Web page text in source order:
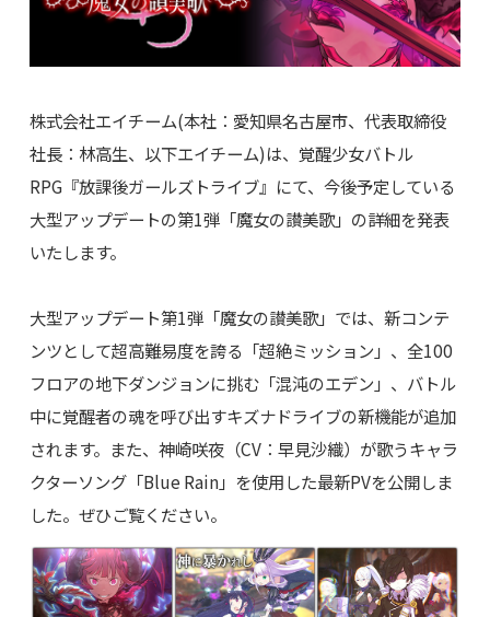
株式会社エイチーム(本社：愛知県名古屋市、代表取締役
社長：林高生、以下エイチーム)は、覚醒少女バトル
RPG『放課後ガールズトライブ』にて、今後予定している
大型アップデートの第1弾「魔女の讃美歌」の詳細を発表
いたします。
大型アップデート第1弾「魔女の讃美歌」では、新コンテ
ンツとして超高難易度を誇る「超絶ミッション」、全100
フロアの地下ダンジョンに挑む「混沌のエデン」、バトル
中に覚醒者の魂を呼び出すキズナドライブの新機能が追加
されます。また、神崎咲夜（CV：早見沙織）が歌うキャラ
クターソング「Blue Rain」を使用した最新PVを公開しま
した。ぜひご覧ください。